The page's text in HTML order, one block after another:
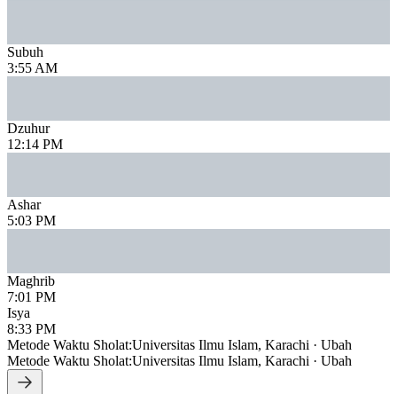
Subuh
3:55 AM
Dzuhur
12:14 PM
Ashar
5:03 PM
Maghrib
7:01 PM
Isya
8:33 PM
Metode Waktu Sholat:Universitas Ilmu Islam, Karachi · Ubah
Metode Waktu Sholat:Universitas Ilmu Islam, Karachi · Ubah